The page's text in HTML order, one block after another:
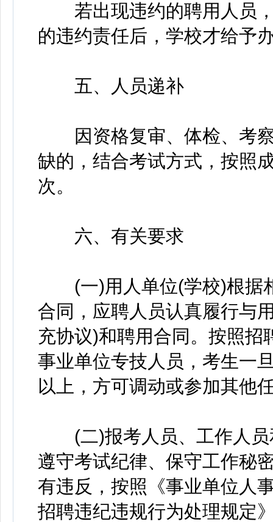
若出现违约的聘用人员，
的违约责任后，学校才给予
五、人员递补
因资格复审、体检、考察
缺的，结合考试方式，按照
次。
六、有关要求
(一)用人单位(学校)根据
合同，应聘人员认真履行与
充协议)和聘用合同。按照招
事业单位专技人员，考生一
以上，方可调动或参加其他
(二)报考人员、工作人员
遵守考试纪律、保守工作秘
有违反，按照《事业单位人
招聘违纪违规行为处理规定